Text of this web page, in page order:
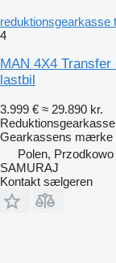
reduktionsgearkasse
4
MAN 4X4
lastbil
3.999 € ≈ 29.890 kr.
Reduktionsgearkasse
Gearkassens mærke
Polen, Przodkowo
SAMURAJ
Kontakt sælgeren